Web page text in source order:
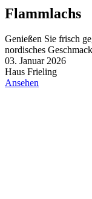
Flammlachs
Genießen Sie frisch
nordisches
03. Januar 2026
Haus Frieling
Ansehen